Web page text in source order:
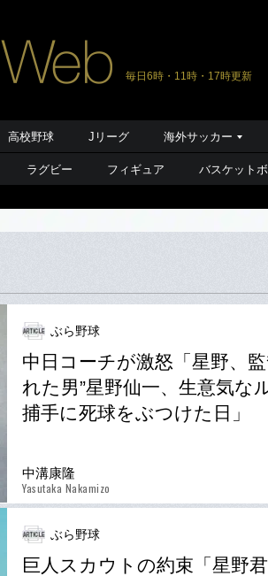
毎日6時・11時・17時更新
高校野球 Jリーグ 海外サッカー
ラグビー フィギュア バスケット
ぶら野球
中日コーチが激怒「星野、
れた男”星野仙一、生意気な
捕手に死球をぶつけた日」
中溝康隆
Yasutaka Nakamizo
ぶら野球
巨人スカウトの約束「星野